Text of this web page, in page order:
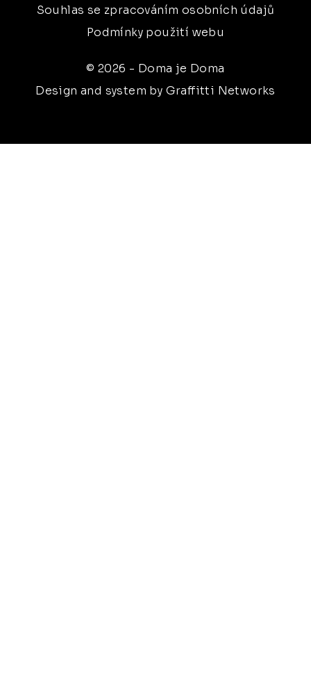
Souhlas se zpracováním osobních údajů
Podmínky použití webu
© 2026 - Doma je Doma
Design and system by Graffitti Networks